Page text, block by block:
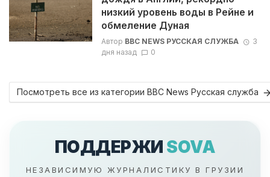
низкий уровень воды в Рейне и
обмеление Дуная
Автор BBC NEWS РУССКАЯ СЛУЖБА
3
дня назад
0
Посмотреть все из категории BBC News Русская служба
ПОДДЕРЖИ SOVA
НЕЗАВИСИМУЮ ЖУРНАЛИСТИКУ В ГРУЗИИ